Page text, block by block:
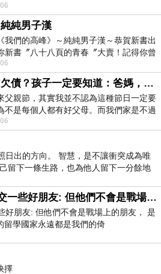
在回顧年輕時瘋狂愛上
純男子漢
我們的高峰》～純純男子漢～恭賀新書出
新書〞八十八頁的青春〞大賣！記得你曾
版留言…「好讚的圖^^感覺大家
出生即欠債？孩子一定要知道：爸媽，其實我不欠你們
父親節，其實我並不認為這種節日一定要
不是每個人都有好父母。而我們家是不過
時也沒什麼儀式感，生活趨近冷
日出的方向。 智慧，是不讓衝突成為唯
留下一條生路，也為他人留下一分餘地
我們在國外留學時會結交一些好朋友: 但他們不會是戰場上的朋友
好朋友: 但他們不會是戰場上的朋友， 是
學國家永遠都是我們的倚